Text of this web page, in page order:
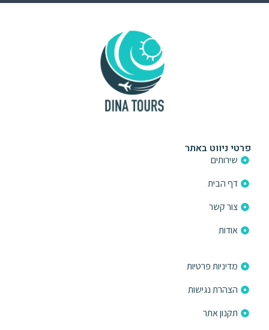
פרטי ניווט באתר
שירותים
דף הבית
צור קשר
אודות
מדיניות פרטיות
הצהרת נגישות
תקנון אתר